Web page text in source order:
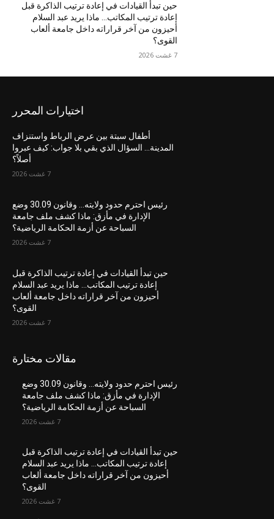
حين تبدأ القيادات في إعادة ترتيب الذاكرة قبل
إعادة ترتيب المكاتب… ماذا يريد عبد السلام
أحيزون من آخر قراراته داخل جامعة ألعاب
القوى؟
7 غشت 2026
اختيارات المحرر
أطفال سبتة بين عرض الرباط واستنزاف
المدينة… السؤال الذي بقي بلا جواب: كيف عبروا
أصلاً؟
7 غشت 2026
رئيس احترم حدود ولايته… وقانون 30.09 وضع
الإدارة في مأزق: ماذا كشف ملف جامعة
السباحة عن أزمة الحكامة الرياضية؟
7 غشت 2026
حين تبدأ القيادات في إعادة ترتيب الذاكرة قبل
إعادة ترتيب المكاتب… ماذا يريد عبد السلام
أحيزون من آخر قراراته داخل جامعة ألعاب
القوى؟
7 غشت 2026
مقالات مختارة
رئيس احترم حدود ولايته… وقانون 30.09 وضع
الإدارة في مأزق: ماذا كشف ملف جامعة
السباحة عن أزمة الحكامة الرياضية؟
7 غشت 2026
حين تبدأ القيادات في إعادة ترتيب الذاكرة قبل
إعادة ترتيب المكاتب… ماذا يريد عبد السلام
أحيزون من آخر قراراته داخل جامعة ألعاب
القوى؟
7 غشت 2026